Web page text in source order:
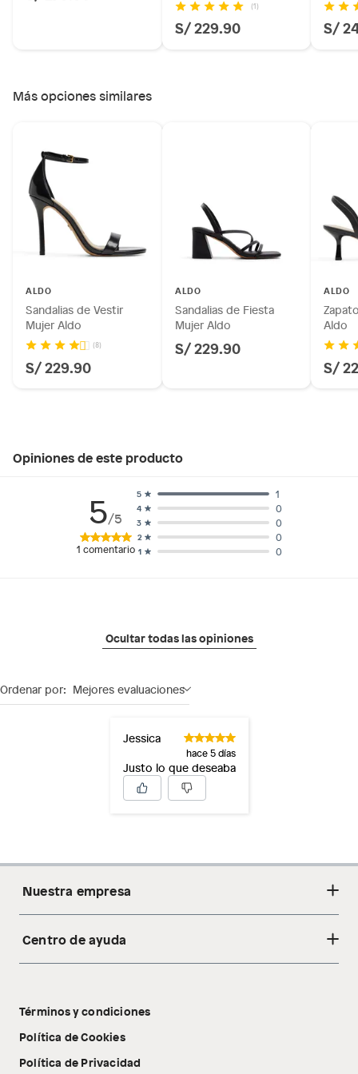
(1)
S/ 229.90 S/
Más opciones similares
ALDO
Sandalias de Vestir
Mujer Aldo
(8)
S/ 229.90
ALDO
Sandalias de Fiesta
Mujer Aldo
S/ 229.90
ALDO
Aldo
S/
Opiniones de este producto
5/5
1 comentario 1 0
2 0
3 0
4 0
5 1
Ocultar todas las opiniones
Ordenar por: Mejores evaluaciones
Jessica
hace 5 días
Justo lo que deseaba
Nuestra empresa
Acerca de nosotros
Tecnología Pillow Walk
Centro de ayuda
Libro de reclamaciones
Términos y condiciones
Política de Cookies
Política de Privacidad